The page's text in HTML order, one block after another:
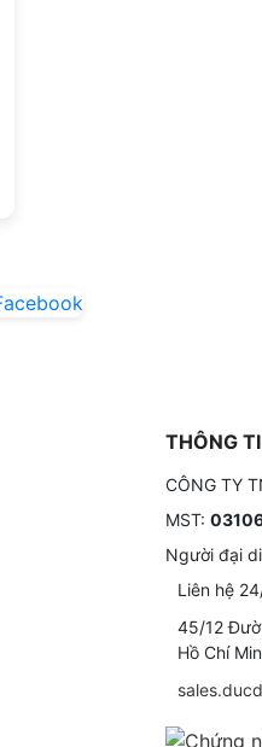
THÔNG
CÔNG TY
MST:
Người đại
Liên hệ
45/12
Hồ Chí